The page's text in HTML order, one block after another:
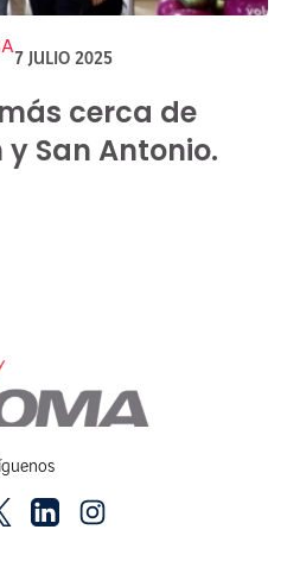
7 JULIO 2025
cerca de
San Antonio.